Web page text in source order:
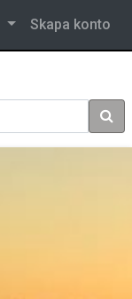
Skapa konto
Sök